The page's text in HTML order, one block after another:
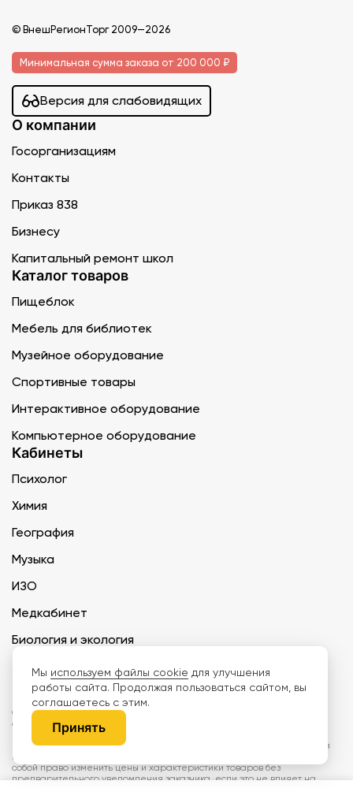
© ВнешРегионТорг 2009—2026
Минимальная сумма заказа от 200 000 ₽
Версия для слабовидящих
О компании
Госорганизациям
Контакты
Приказ 838
Бизнесу
Капитальный ремонт школ
Каталог товаров
Пищеблок
Мебель для библиотек
Музейное оборудование
Спортивные товары
Интерактивное оборудование
Компьютерное оборудование
Кабинеты
Психолог
Химия
География
Музыка
ИЗО
Медкабинет
Биология и экология
Технология
ООО «Дети наше будущее» ИНН 6671165273 ОГРН 1216600030250 КПП
667101001 БИК 046577674
Информация на сайте не является публичной офертой. Изображения
могут отличаться от поставляемых товаров. Поставщик оставляет за
собой право изменить цены и характеристики товаров без
предварительного уведомления заказчика, если это не влияет на
Мы используем файлы cookie для улучшения
работы сайта. Продолжая пользоваться сайтом, вы
соглашаетесь с этим.
Принять